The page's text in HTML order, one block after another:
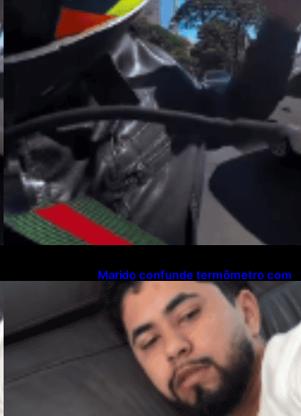
Marido confunde termômetro com
teste de gravidez e reação viraliza
nas redes sociais